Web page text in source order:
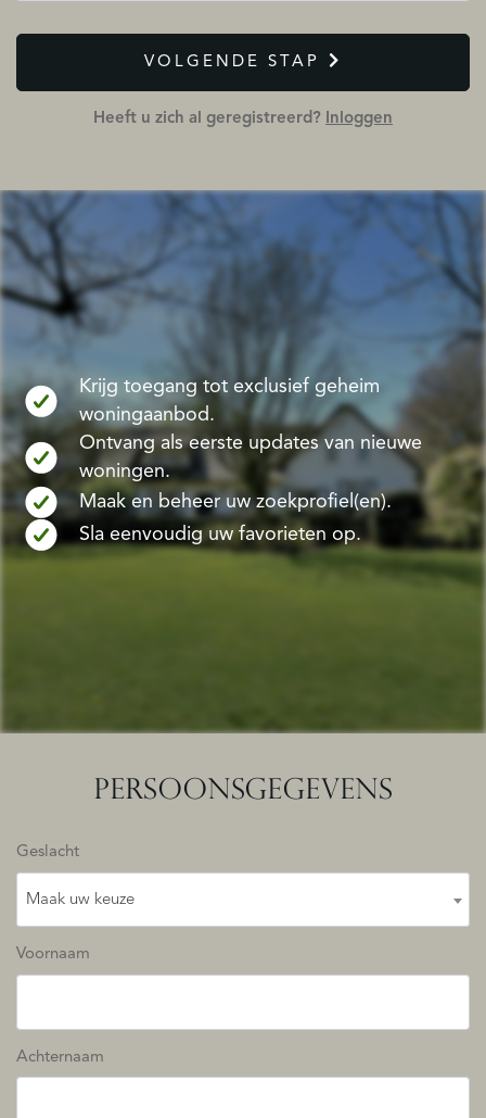
VOLGENDE STAP
Heeft u zich al geregistreerd? Inloggen
Krijg toegang tot exclusief geheim
woningaanbod.
Ontvang als eerste updates van nieuwe
woningen.
Maak en beheer uw zoekprofiel(en).
Sla eenvoudig uw favorieten op.
PERSOONSGEGEVENS
Geslacht
Maak uw keuze
Voornaam
Achternaam